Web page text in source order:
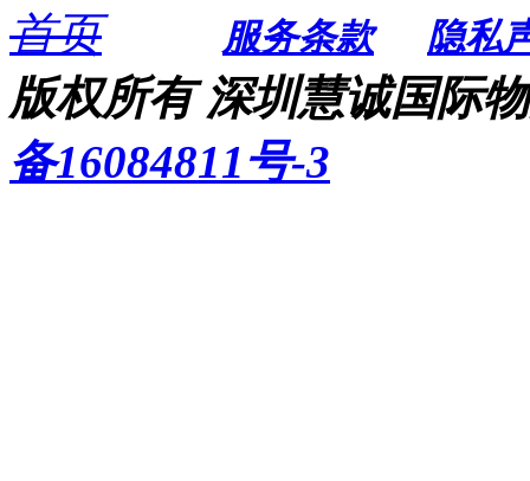
服务条款 隐私
版权所有 深圳慧诚国际
备16084811号-3